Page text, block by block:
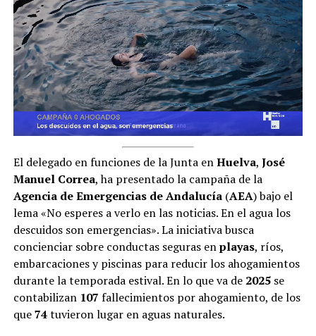
El delegado en funciones de la Junta enHuelva, José
Manuel Correa, ha presentado la campaña de la
Agencia de Emergencias de Andalucía(AEA) bajo el
lema «No esperes a verlo en las noticias. En el agua los
descuidos son emergencias». La iniciativa busca
concienciar sobre conductas seguras enplayas, ríos,
embarcaciones y piscinas para reducir los ahogamientos
durante la temporada estival. En lo que va de 2025se
contabilizan 107 fallecimientos por ahogamiento, de los
que74tuvieron lugar en aguas naturales.